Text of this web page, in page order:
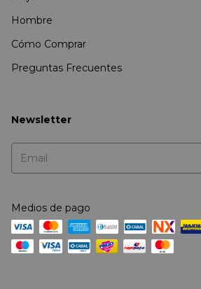
Hombre
Cómo Comprar
Preguntas Frecuentes
Newsletter
Medios de pago